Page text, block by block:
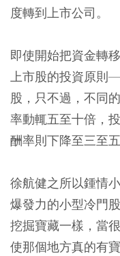
度轉到上市公司。
即使開始把資金轉
上市股的投資原則
股，只不過，不同
率動輒五至十倍，
酬率則下降至三至五
徐航健之所以鍾情
爆發力的小型冷門
挖掘寶藏一樣，當
使那個地方真的有